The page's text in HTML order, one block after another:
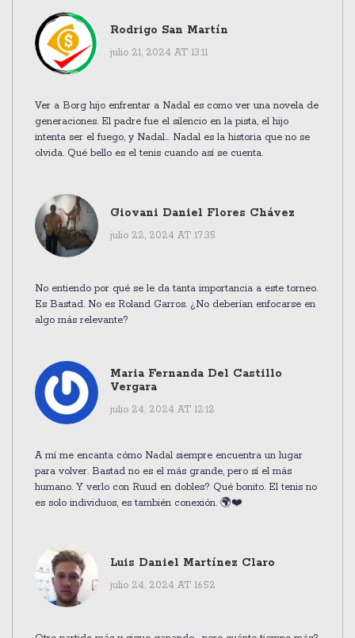
Rodrigo San Martín
julio 21, 2024 AT 13:11
Ver a Borg hijo enfrentar a Nadal es como ver una novela de
generaciones. El padre fue el silencio en la pista, el hijo
intenta ser el fuego, y Nadal... Nadal es la historia que no se
olvida. Qué bello es el tenis cuando así se cuenta.
Giovani Daniel Flores Chávez
julio 22, 2024 AT 17:35
No entiendo por qué se le da tanta importancia a este torneo.
Es Bastad. No es Roland Garros. ¿No deberían enfocarse en
algo más relevante?
Maria Fernanda Del Castillo
Vergara
julio 24, 2024 AT 12:12
A mí me encanta cómo Nadal siempre encuentra un lugar
para volver. Bastad no es el más grande, pero sí el más
humano. Y verlo con Ruud en dobles? Qué bonito. El tenis no
es solo individuos, es también conexión. 🌍❤️
Luis Daniel Martínez Claro
julio 24, 2024 AT 16:52